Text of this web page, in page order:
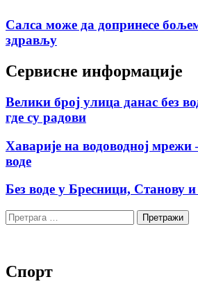
Салса може да допринесе
здрављу
Сервисне информације
Велики број улица данас без
где су радови
Хаварије на водоводној мрежи
воде
Без воде у Бресници, Станову
Претрага
за:
Спорт